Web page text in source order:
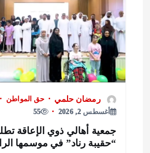
رمضان حلمي
حق المواطن
55
أهالي ذوي الإعاقة تطلق
رناد” في موسمها الرابع